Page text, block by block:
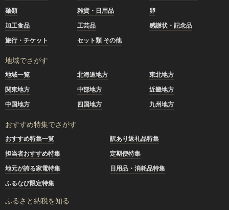
麺類
雑貨・日用品
卵
加工食品
工芸品
感謝状・記念品
旅行・チケット
セット類 その他
地域でさがす
地域一覧 北海道地方
東北地方
関東地方
中部地方
近畿地方
中国地方
四国地方 九州地方
おすすめ特集でさがす
おすすめ特集一覧
訳あり返礼品特集
担当者おすすめ特集
定期便特集
地元が誇る家電特集
日用品・消耗品特集
ふるなび限定特集
ふるさと納税を知る